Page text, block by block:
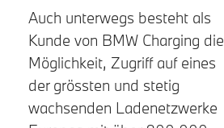
Auch unterwegs besteht als
Kunde von BMW Charging die
Möglichkeit, Zugriff auf eines
der grössten und stetig
wachsenden Ladenetzwerke